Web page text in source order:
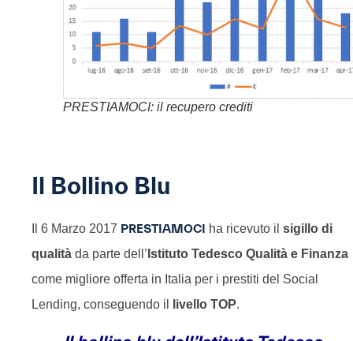
PRESTIAMOCI: il recupero crediti
Il Bollino Blu
Il 6 Marzo 2017 PRESTIAMOCI ha ricevuto il sigillo di
qualità da parte dell’ Istituto Tedesco Qualità e Finanza
come migliore offerta in Italia per i prestiti del Social
Lending, conseguendo il
livello TOP.